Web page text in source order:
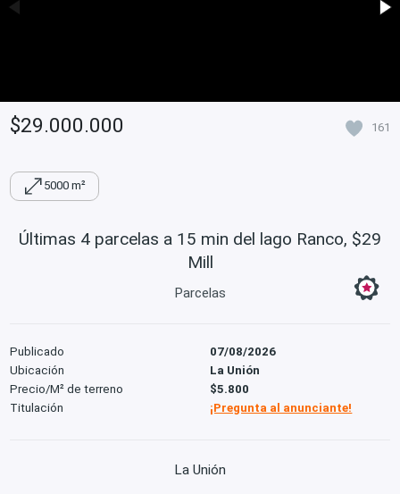
$29.000.000 161
5000 m²
Últimas 4 parcelas a 15 min del lago Ranco, $29
Mill
Parcelas
Publicado
07/08/2026
Ubicación
La Unión
Precio/M² de terreno
$5.800
Titulación
¡Pregunta al anunciante!
La Unión